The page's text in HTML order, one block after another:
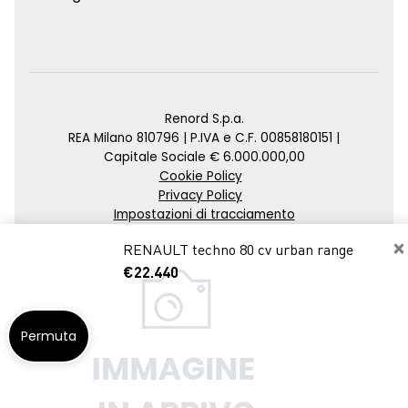
×
RENAULT techno 80 cv urban range
€22.440
Renord S.p.a.
REA Milano 810796 | P.IVA e C.F. 00858180151 |
Capitale Sociale € 6.000.000,00
Cookie Policy
Privacy Policy
Impostazioni di tracciamento
Credits
Agenzia SEO
Permuta